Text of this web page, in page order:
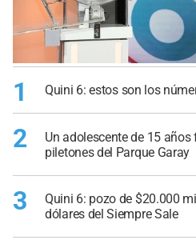
1 Quini 6: estos son los
2
Un adolescente de 15
piletones del Parque Garay
3
Quini 6: pozo de $20.000
dólares del Siempre Sale